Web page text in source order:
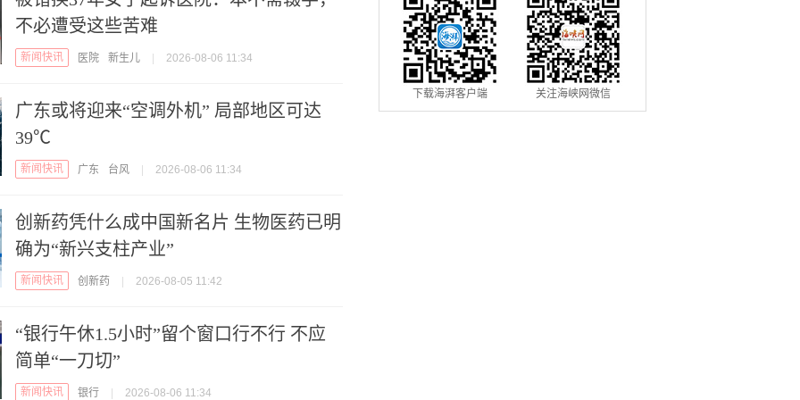
不必遭受这些苦难
新闻快讯 医院 新生儿 2026-08-06 11:34
广东或将迎来“空调外机” 局部地区可达
39℃
新闻快讯 广东 台风 2026-08-06 11:34
创新药凭什么成中国新名片 生物医药已明
确为“新兴支柱产业”
新闻快讯 创新药 2026-08-05 11:42
“银行午休1.5小时”留个窗口行不行 不应
简单“一刀切”
新闻快讯 银行 2026-08-06 11:34
下载海湃客户端 关注海峡网微信